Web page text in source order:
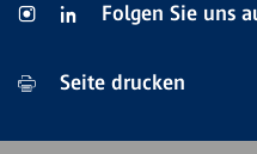
Folgen Sie uns
Seite drucken